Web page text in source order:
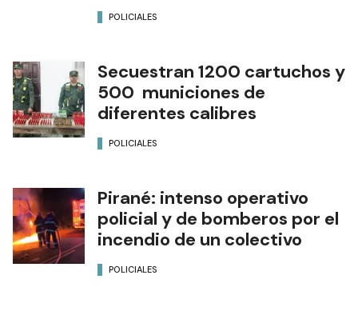
POLICIALES
Secuestran 1200 cartuchos y
500 municiones de
diferentes calibres
POLICIALES
Pirané: intenso operativo
policial y de bomberos por el
incendio de un colectivo
POLICIALES